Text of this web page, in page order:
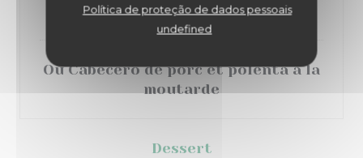
Política de proteção de dados pessoais
undefined
tomate confite
Ou Cabecero de porc et polenta à la
moutarde
Dessert